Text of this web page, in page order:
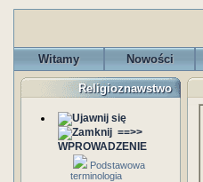
Witamy Nowości
Religioznawstwo
==>>
WPROWADZENIE
Podstawowa
terminologia